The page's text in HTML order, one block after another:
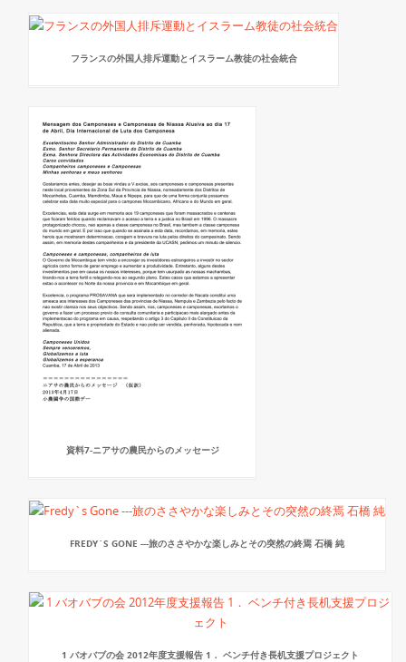
フランスの外国人排斥運動とイスラーム教徒の社会統合
資料7-ニアサの農民からのメッセージ
FREDY`S GONE ---旅のささやかな楽しみとその突然の終焉 石橋 純
1 バオバブの会 2012年度支援報告 1． ベンチ付き長机支援プロジェクト